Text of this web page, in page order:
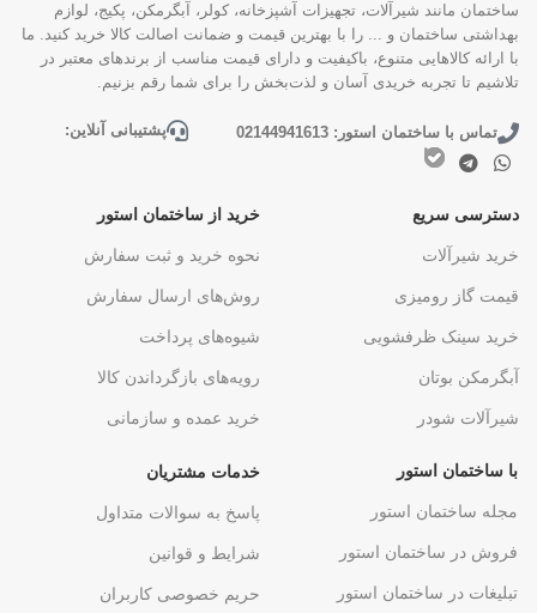
ساختمان مانند شیرآلات، تجهیزات آشپزخانه، کولر، آبگرمکن، پکیج، لوازم
بهداشتی ساختمان و ... را با بهترین قیمت و ضمانت اصالت کالا خرید کنید. ما
با ارائه کالاهایی متنوع، باکیفیت و دارای قیمت مناسب از برندهای معتبر در
تلاشیم تا تجربه خریدی آسان و لذت‌بخش را برای شما رقم بزنیم.
تماس با ساختمان استور: 02144941613 پشتیبانی آنلاین:
دسترسی سریع
خرید شیرآلات
قیمت گاز رومیزی
خرید سینک ظرفشویی
آبگرمکن بوتان
شیرآلات شودر
خرید از ساختمان استور
نحوه خرید و ثبت سفارش
روش‌های ارسال سفارش
شیوه‌های پرداخت
رویه‌های بازگرداندن کالا
خرید عمده و سازمانی
با ساختمان استور
مجله ساختمان استور
فروش در ساختمان استور
تبلیغات در ساختمان استور
خدمات مشتریان
پاسخ به سوالات متداول
شرایط و قوانین
حریم خصوصی کاربران